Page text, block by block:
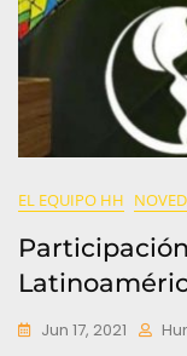
EL EQUIPO HH
Jun 17, 2021